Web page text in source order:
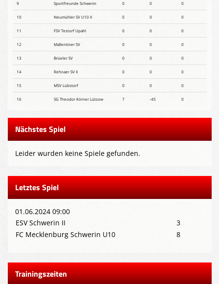
9 Sportfreunde Schwerin 0 0 0
10 Neumühler SV U10 II 0 0 0
11 FSV Testorf Upahl 0 0 0
12 Mallentiner SV 0 0 0
13 Brüeler SV 0 0 0
14 Rehnaer SV II 0 0 0
15 MSV Lübstorf 0 0 0
16 SG Theodor Körner Lützow 7 -45 0
Nächstes Spiel
Leider wurden keine Spiele gefunden.
Letztes Spiel
01.06.2024 09:00
ESV Schwerin II
3
FC Mecklenburg Schwerin U10
8
Trainingszeiten